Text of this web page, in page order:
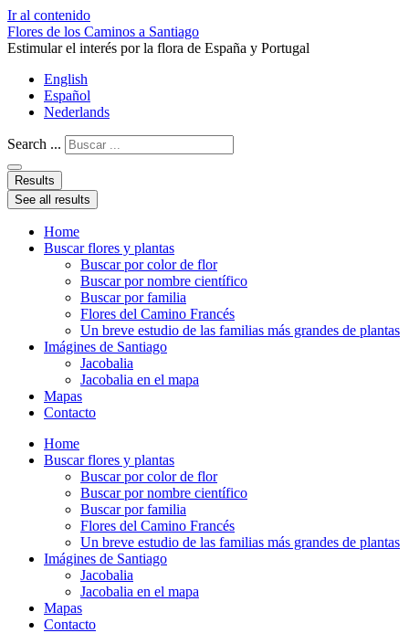
Ir al contenido
Flores de los Caminos a Santiago
Estimular el interés por la flora de España y Portugal
English
Español
Nederlands
Search ...
Results
See all results
Home
Buscar flores y plantas
Buscar por color de flor
Buscar por nombre científico
Buscar por familia
Flores del Camino Francés
Un breve estudio de las familias más grandes de plantas
Imágines de Santiago
Jacobalia
Jacobalia en el mapa
Mapas
Contacto
Home
Buscar flores y plantas
Buscar por color de flor
Buscar por nombre científico
Buscar por familia
Flores del Camino Francés
Un breve estudio de las familias más grandes de plantas
Imágines de Santiago
Jacobalia
Jacobalia en el mapa
Mapas
Contacto